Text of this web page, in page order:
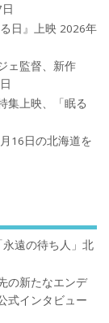
日』上映 2026年
ェ監督、新作
集上映、「眠る
16日の北海道を
遠の待ち人」北
の新たなエンデ
式インタビュー